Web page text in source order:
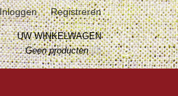
Inloggen Registreren
UW WINKELWAGEN
Geen producten(0)